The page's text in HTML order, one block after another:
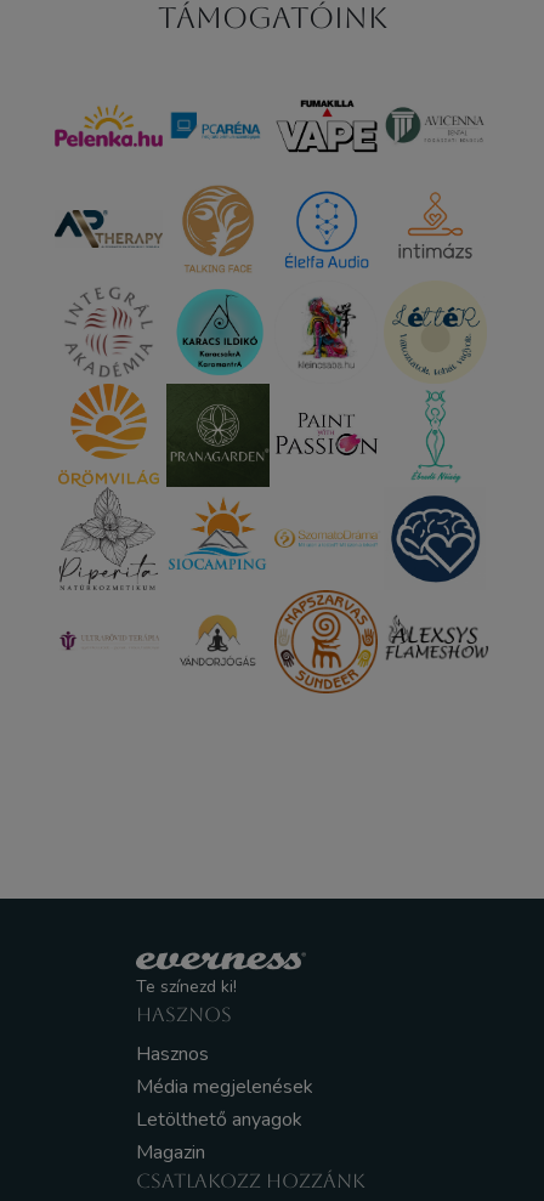
Támogatóink
Te színezd ki!
HASZNOS
Hasznos
Média megjelenések
Letölthető anyagok
Magazin
CSATLAKOZZ HOZZÁNK